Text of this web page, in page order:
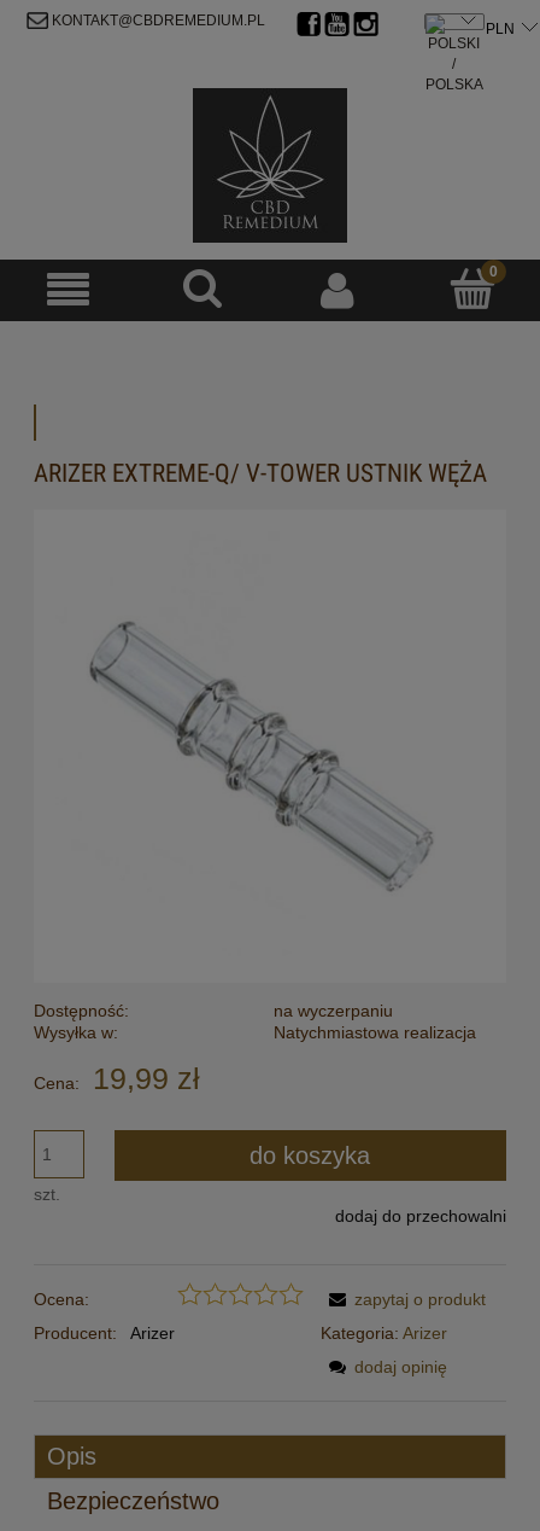
KONTAKT@CBDREMEDIUM.PL
ARIZER EXTREME-Q/ V-TOWER USTNIK WĘŻA
Dostępność:
na wyczerpaniu
Wysyłka w:
Natychmiastowa realizacja
Cena: 19,99 zł
szt.
do koszyka
dodaj do przechowalni
Ocena:
Producent:
Arizer
zapytaj o produkt
Kategoria: Arizer
dodaj opinię
Opis
Bezpieczeństwo